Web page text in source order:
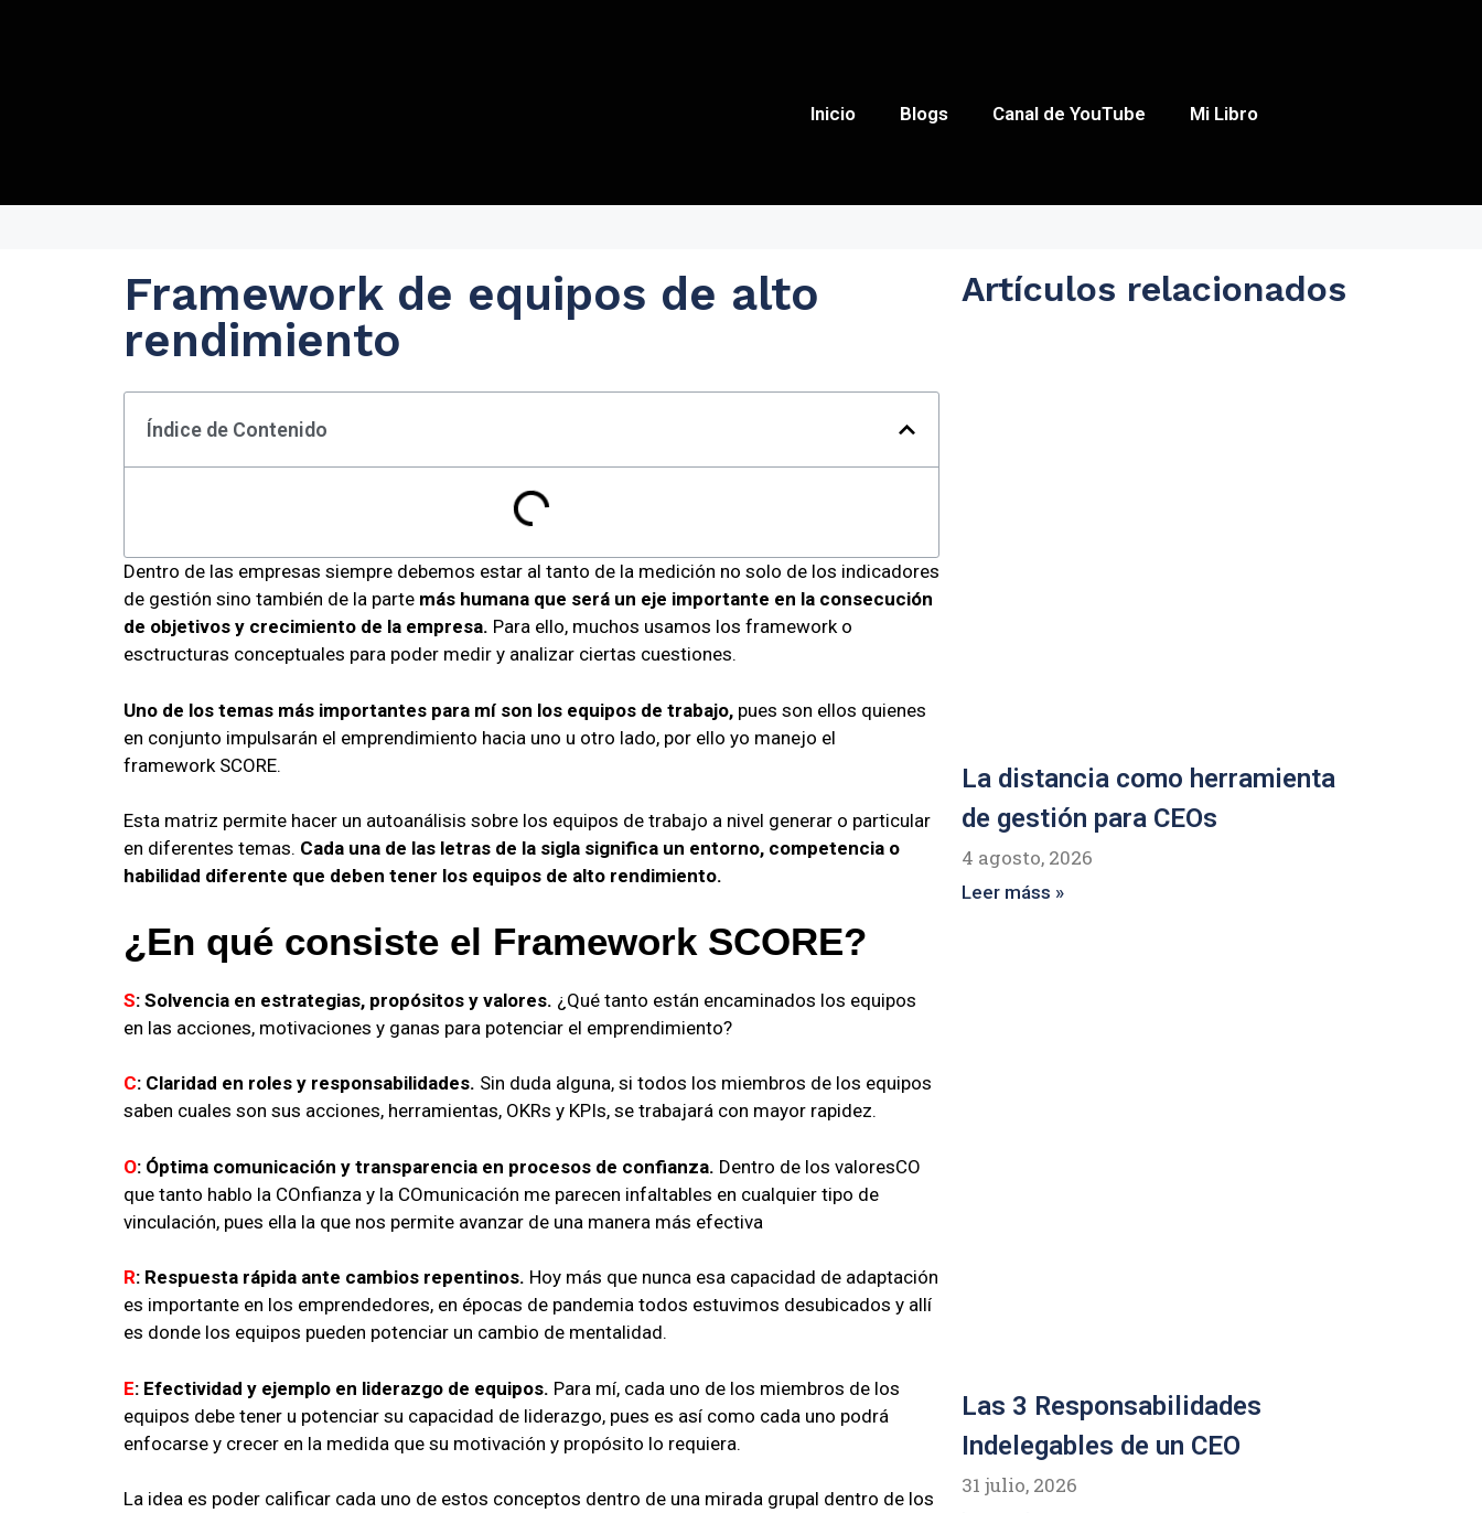
Inicio Blogs Canal de YouTube Mi Libro
Framework de equipos de alto
rendimiento
Índice de Contenido
Dentro de las empresas siempre debemos estar al tanto de la medición no solo de los indicadores
de gestión sino también de la parte más humana que será un eje importante en la consecución
de objetivos y crecimiento de la empresa. Para ello, muchos usamos los framework o
esctructuras conceptuales para poder medir y analizar ciertas cuestiones.
Uno de los temas más importantes para mí son los equipos de trabajo, pues son ellos quienes
en conjunto impulsarán el emprendimiento hacia uno u otro lado, por ello yo manejo el
framework SCORE.
Esta matriz permite hacer un autoanálisis sobre los equipos de trabajo a nivel generar o particular
en diferentes temas. Cada una de las letras de la sigla significa un entorno, competencia o
habilidad diferente que deben tener los equipos de alto rendimiento.
¿En qué consiste el Framework SCORE?
S: Solvencia en estrategias, propósitos y valores. ¿Qué tanto están encaminados los equipos
en las acciones, motivaciones y ganas para potenciar el emprendimiento?
C: Claridad en roles y responsabilidades. Sin duda alguna, si todos los miembros de los equipos
saben cuales son sus acciones, herramientas, OKRs y KPIs, se trabajará con mayor rapidez.
O: Óptima comunicación y transparencia en procesos de confianza. Dentro de los valoresCO
que tanto hablo la COnfianza y la COmunicación me parecen infaltables en cualquier tipo de
vinculación, pues ella la que nos permite avanzar de una manera más efectiva
R: Respuesta rápida ante cambios repentinos. Hoy más que nunca esa capacidad de adaptación
es importante en los emprendedores, en épocas de pandemia todos estuvimos desubicados y allí
es donde los equipos pueden potenciar un cambio de mentalidad.
E: Efectividad y ejemplo en liderazgo de equipos. Para mí, cada uno de los miembros de los
equipos debe tener u potenciar su capacidad de liderazgo, pues es así como cada uno podrá
enfocarse y crecer en la medida que su motivación y propósito lo requiera.
La idea es poder calificar cada uno de estos conceptos dentro de una mirada grupal dentro de los
Artículos relacionados
La distancia como herramienta
de gestión para CEOs
4 agosto, 2026
Leer máss »
Las 3 Responsabilidades
Indelegables de un CEO
31 julio, 2026